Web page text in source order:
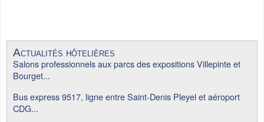
Actualités hôtelières
Salons professionnels aux parcs des expositions Villepinte et
Bourget...
Bus express 9517, ligne entre Saint-Denis Pleyel et aéroport
CDG...